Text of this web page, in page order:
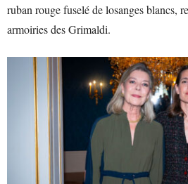
ruban rouge fuselé de losanges blancs,
armoiries des Grimaldi.